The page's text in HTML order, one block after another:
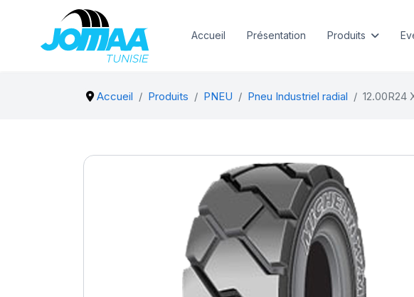
Accueil Présentation Produits
Accueil Produits PNEU Pneu Industriel radial 12.00R24